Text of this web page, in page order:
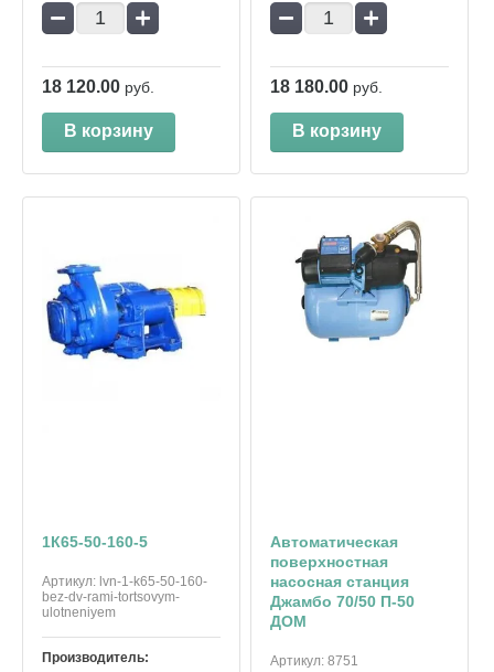
− +
18 120.00 руб.
В корзину
− +
18 180.00 руб.
В корзину
1К65-50-160-5
Артикул: lvn-1-k65-50-160-
bez-dv-rami-tortsovym-
ulotneniyem
Производитель:
Автоматическая
поверхностная
насосная станция
Джамбо 70/50 П-50
ДОМ
Артикул:8751